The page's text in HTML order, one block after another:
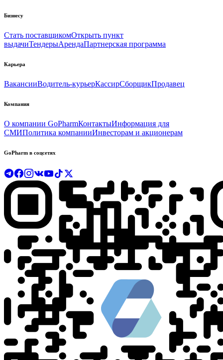
Бизнесу
Стать поставщикомОткрыть пункт
выдачиТендерыАрендаПартнерская программа
Карьера
ВакансииВодитель-курьерКассирСборщикПродавец
Компания
О компании GoPharmКонтактыИнформация для
СМИПолитика компанииИнвесторам и акционерам
GoPharm в соцсетях